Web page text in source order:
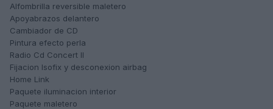
Alfombrilla reversible maletero
Apoyabrazos delantero
Cambiador de CD
Pintura efecto perla
Radio Cd Concert II
Fijacion Isofix y desconexion airbag
Home Link
Paquete iluminacion interior
Paquete maletero